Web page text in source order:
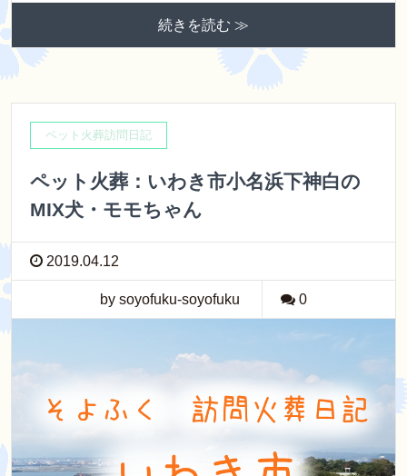
続きを読む ≫
ペット火葬訪問日記
ペット火葬：いわき市小名浜下神白の
MIX犬・モモちゃん
2019.04.12
by soyofuku-soyofuku 0